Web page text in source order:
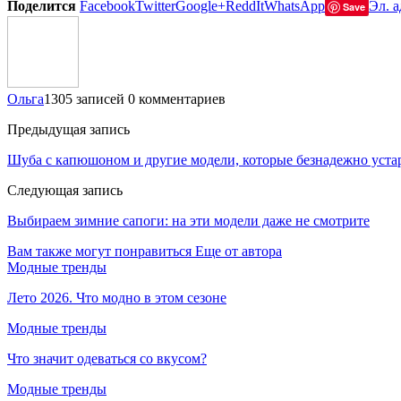
Поделится FacebookTwitterGoogle+ReddItWhatsApp Save Эл.
Ольга1305 записей 0 комментариев
Предыдущая запись
Шуба с капюшоном и другие модели, которые безнадежно
Следующая запись
Выбираем зимние сапоги: на эти модели даже не смотрите
Вам также могут понравиться Еще от автора
Модные тренды
Лето 2026. Что модно в этом сезоне
Модные тренды
Что значит одеваться со вкусом?
Модные тренды